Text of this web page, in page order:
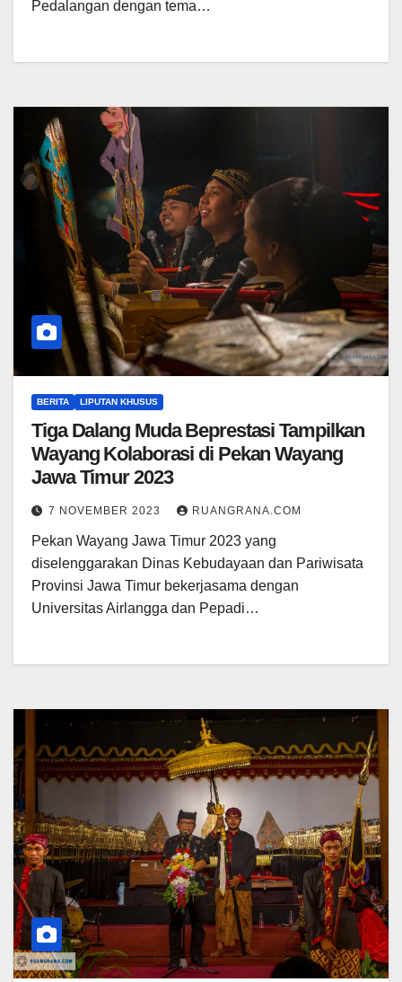
Pedalangan dengan tema…
BERITA LIPUTAN KHUSUS
Tiga Dalang Muda Beprestasi Tampilkan
Wayang Kolaborasi di Pekan Wayang
Jawa Timur 2023
7 NOVEMBER 2023 RUANGRANA.COM
Pekan Wayang Jawa Timur 2023 yang
diselenggarakan Dinas Kebudayaan dan Pariwisata
Provinsi Jawa Timur bekerjasama dengan
Universitas Airlangga dan Pepadi…